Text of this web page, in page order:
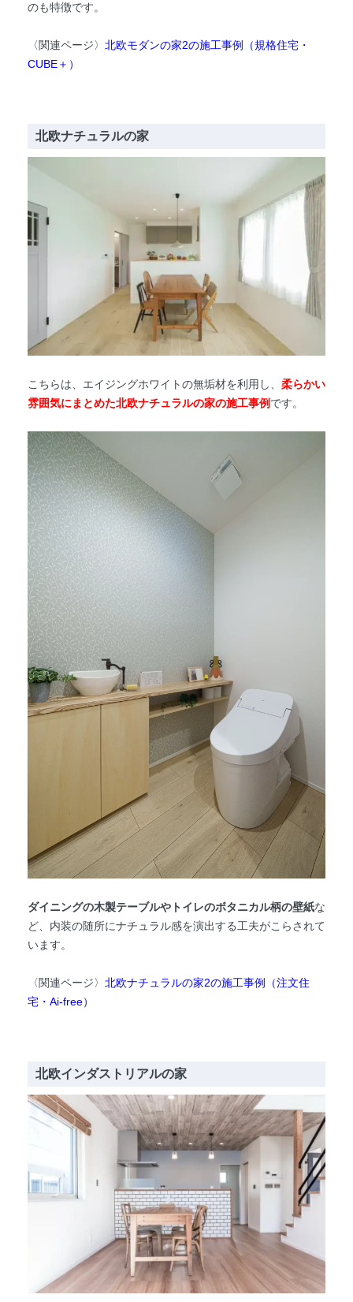
のも特徴です。
〈関連ページ〉 北欧モダンの家2の施工事例（規格住宅・
CUBE＋）
北欧ナチュラルの家
こちらは、エイジングホワイトの無垢材を利用し、 柔らかい
雰囲気にまとめた北欧ナチュラルの家の施工事例です。
ダイニングの木製テーブルやトイレのボタニカル柄の壁紙な
ど、内装の随所にナチュラル感を演出する工夫がこらされて
います。
〈関連ページ〉 北欧ナチュラルの家2の施工事例（注文住
宅・Ai-free）
北欧インダストリアルの家